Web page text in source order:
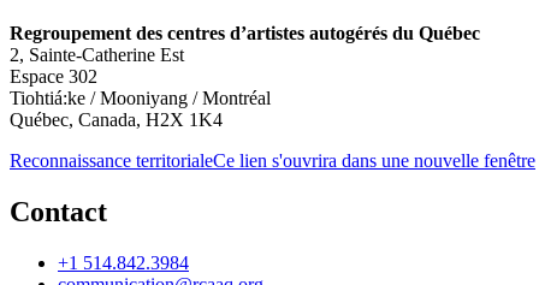
Regroupement des centres d’artistes autogérés du Québec
2, Sainte-Catherine Est
Espace 302
Tiohtiá:ke / Mooniyang / Montréal
Québec, Canada, H2X 1K4
Reconnaissance territorialeCe lien s'ouvrira dans une nouvelle fenêtre
Contact
+1 514.842.3984